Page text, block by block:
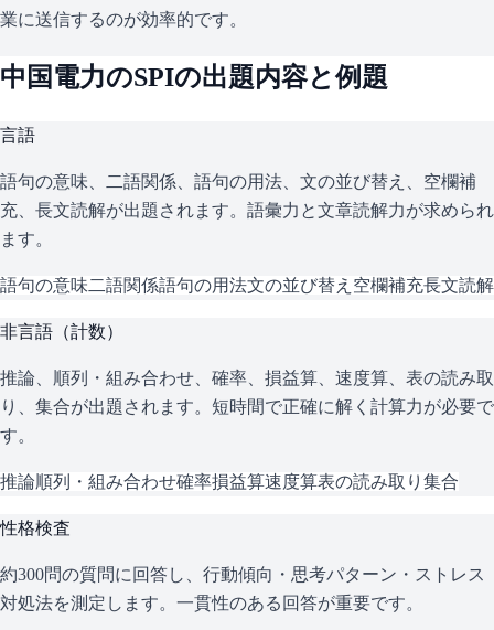
業に送信するのが効率的です。
中国電力のSPIの出題内容と例題
言語
語句の意味、二語関係、語句の用法、文の並び替え、空欄補
充、長文読解が出題されます。語彙力と文章読解力が求められ
ます。
語句の意味二語関係語句の用法文の並び替え 空欄補充長文読解
非言語（計数）
推論、順列・組み合わせ、確率、損益算、速度算、表の読み取
り、集合が出題されます。短時間で正確に解く計算力が必要で
す。
推論順列・組み合わせ確率損益算速度算表の読み取り 集合
性格検査
約300問の質問に回答し、行動傾向・思考パターン・ストレス
対処法を測定します。一貫性のある回答が重要です。